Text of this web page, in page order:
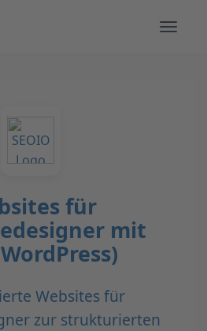
für
mit
Websites für
zur strukturierten